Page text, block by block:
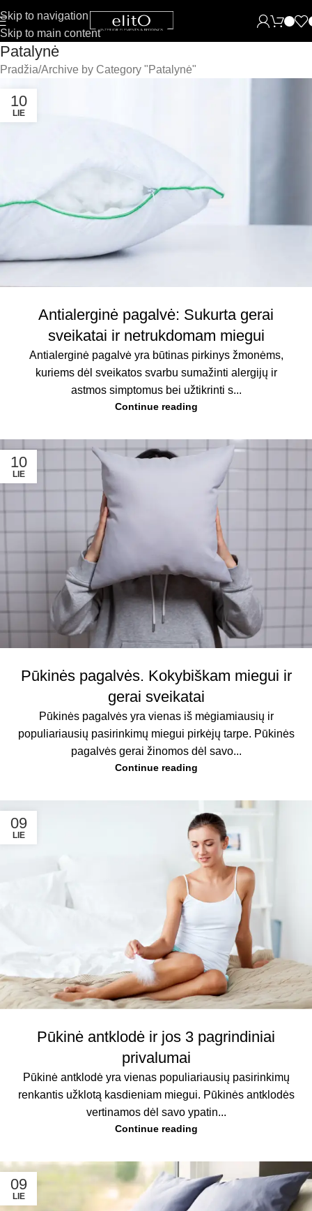
Skip to navigation
Skip to main content
Patalynė
Pradžia Archive by Category "Patalynė"
10
LIE
Antialerginė pagalvė: Sukurta gerai
sveikatai ir netrukdomam miegui
Antialerginė pagalvė yra būtinas pirkinys žmonėms,
kuriems dėl sveikatos svarbu sumažinti alergijų ir
astmos simptomus bei užtikrinti s...
Continue reading
10
LIE
Pūkinės pagalvės. Kokybiškam miegui ir
gerai sveikatai
Pūkinės pagalvės yra vienas iš mėgiamiausių ir
populiariausių pasirinkimų miegui pirkėjų tarpe. Pūkinės
pagalvės gerai žinomos dėl savo...
Continue reading
09
LIE
Pūkinė antklodė ir jos 3 pagrindiniai
privalumai
Pūkinė antklodė yra vienas populiariausių pasirinkimų
renkantis užklotą kasdieniam miegui. Pūkinės antklodės
vertinamos dėl savo ypatin...
Continue reading
09
LIE